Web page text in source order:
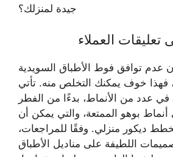
جيدة لمنزلك؟
العملاء
عدم توافق فوط الأطباق السويدية
فهذا خوف يمكنك التخلص منه. تأتي
عدد من الأنماط، بدءًا من الفطر
بوهو الممتعة، والتي يمكن أن
ديكور منزلي. وفقًا للمراجعات،
اللطيفة على مناديل الأطباق